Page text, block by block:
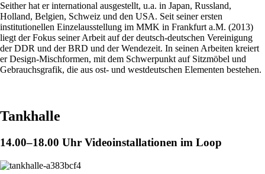
Seither hat er international ausgestellt, u.a. in Japan, Russland,
Holland, Belgien, Schweiz und den USA. Seit seiner ersten
institutionellen Einzelausstellung im MMK in Frankfurt a.M. (2013)
liegt der Fokus seiner Arbeit auf der deutsch-deutschen Vereinigung
der DDR und der BRD und der Wendezeit. In seinen Arbeiten kreiert
er Design-Mischformen, mit dem Schwerpunkt auf Sitzmöbel und
Gebrauchsgrafik, die aus ost- und westdeutschen Elementen bestehen.
Tankhalle
14.00–18.00 Uhr Videoinstallationen im Loop